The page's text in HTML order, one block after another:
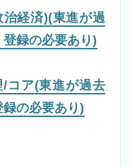
経済)(東進が過
録の必要あり)
コア(東進が過去
の必要あり)